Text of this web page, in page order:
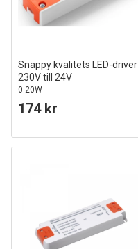
Snappy kvalitets LED-driver
230V till 24V
0-20W
174 kr